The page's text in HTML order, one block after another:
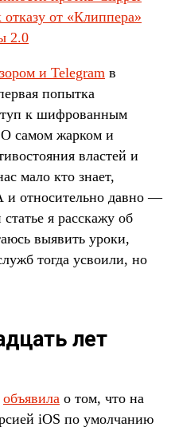
от «Клиппера»
2.0
и Telegram в
попытка
к шифрованным
самом жарком и
властей и
мало кто знает,
относительно давно —
я расскажу об
выявить уроки,
тогда усвоили, но
лет
объявила о том, что на
iOS по умолчанию